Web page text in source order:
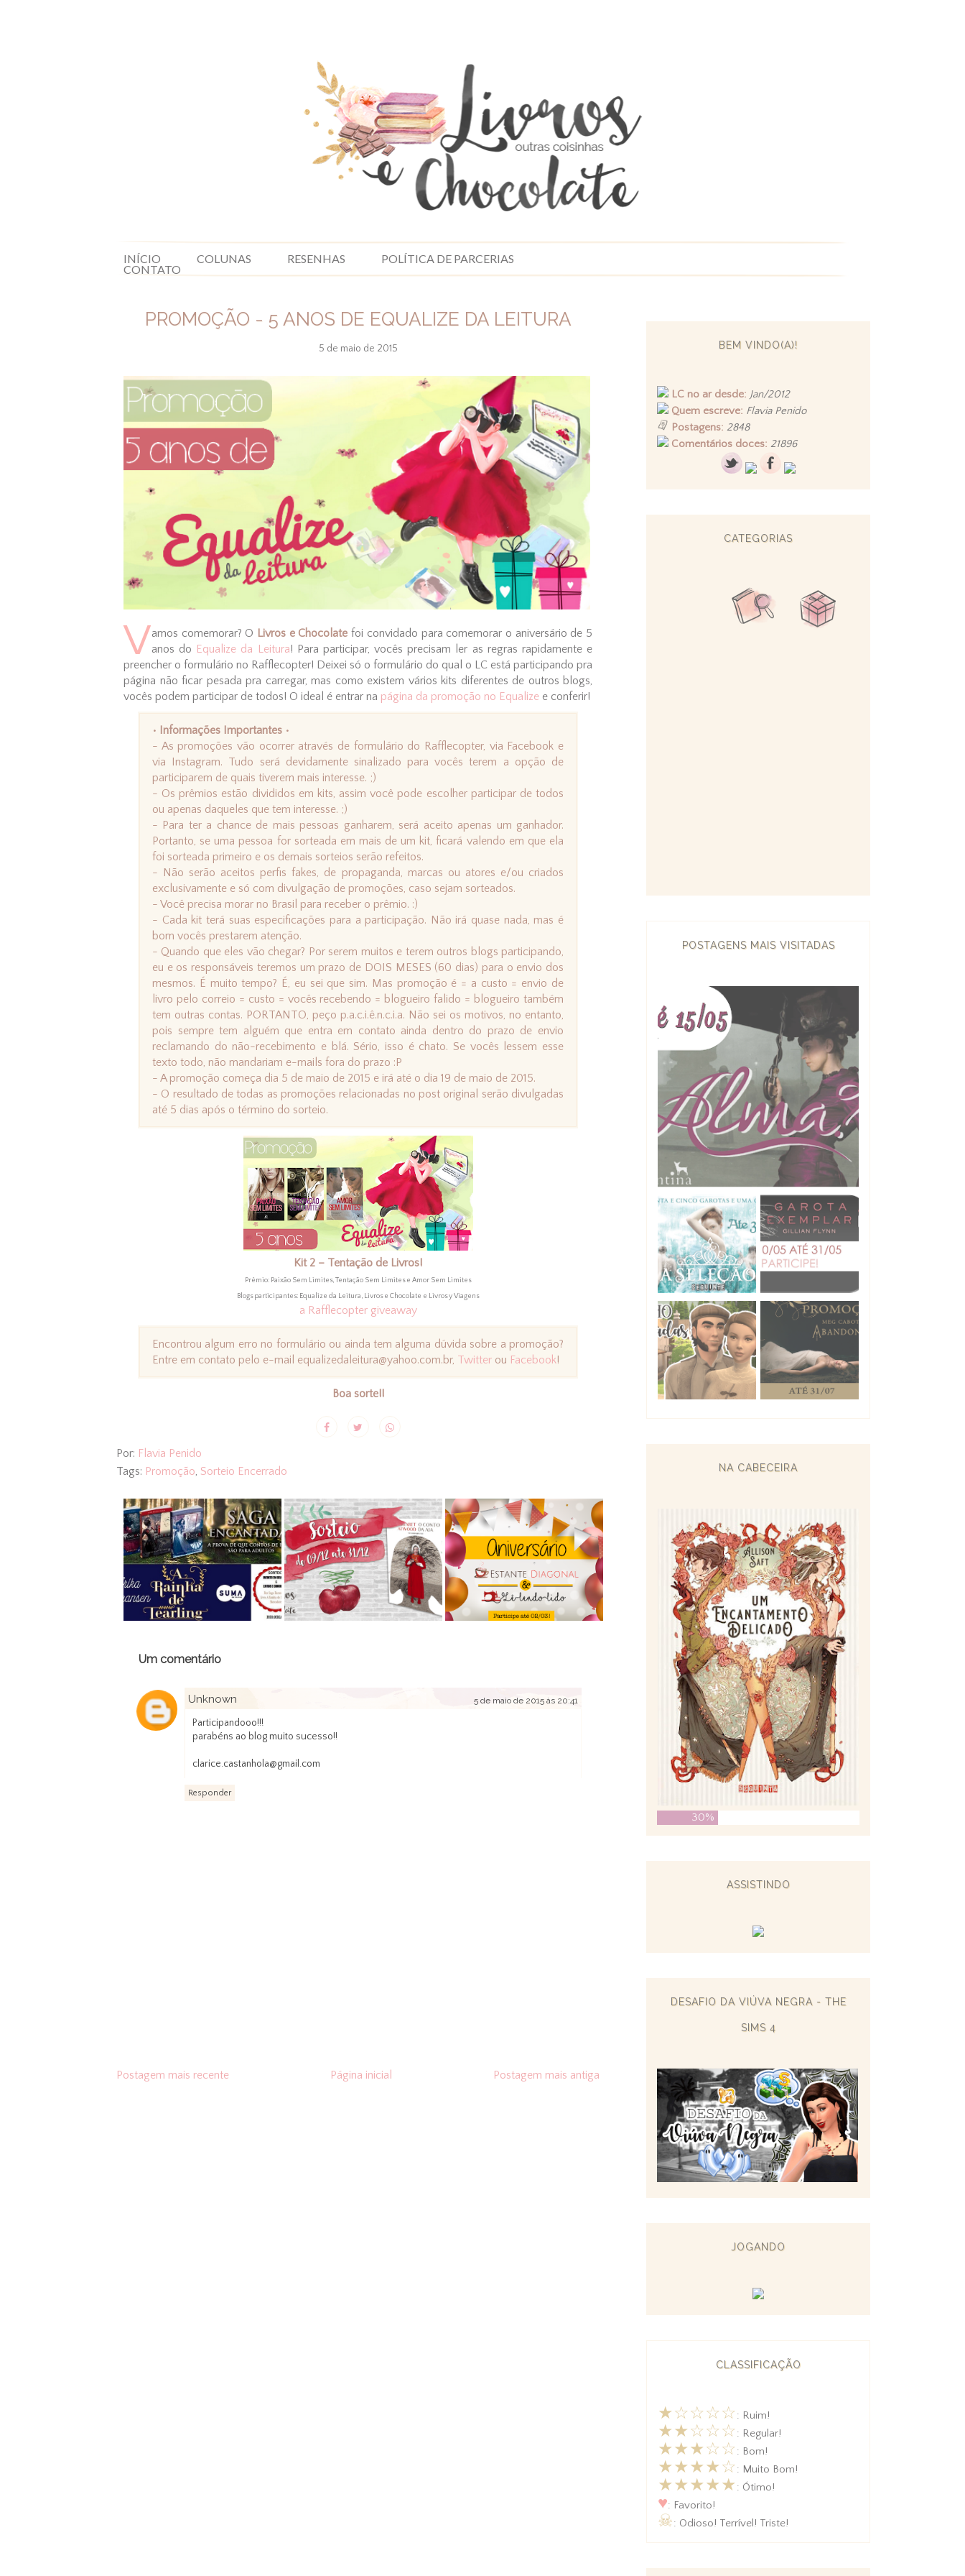
INÍCIO COLUNAS RESENHAS POLÍTICA DE PARCERIAS
CONTATO
PROMOÇÃO - 5 ANOS DE EQUALIZE DA LEITURA
5 de maio de 2015
Vamos comemorar? O Livros e Chocolate foi convidado para comemorar o aniversário de 5
anos do Equalize da Leitura! Para participar, vocês precisam ler as regras rapidamente e
preencher o formulário no Rafflecopter! Deixei só o formulário do qual o LC está participando pra
página não ficar pesada pra carregar, mas como existem vários kits diferentes de outros blogs,
vocês podem participar de todos! O ideal é entrar na página da promoção no Equalize e conferir!
• Informações Importantes •
- As promoções vão ocorrer através de formulário do Rafflecopter, via Facebook e
via Instagram. Tudo será devidamente sinalizado para vocês terem a opção de
participarem de quais tiverem mais interesse. ;)
- Os prêmios estão divididos em kits, assim você pode escolher participar de todos
ou apenas daqueles que tem interesse. ;)
- Para ter a chance de mais pessoas ganharem, será aceito apenas um ganhador.
Portanto, se uma pessoa for sorteada em mais de um kit, ficará valendo em que ela
foi sorteada primeiro e os demais sorteios serão refeitos.
- Não serão aceitos perfis fakes, de propaganda, marcas ou atores e/ou criados
exclusivamente e só com divulgação de promoções, caso sejam sorteados.
- Você precisa morar no Brasil para receber o prêmio. :)
- Cada kit terá suas especificações para a participação. Não irá quase nada, mas é
bom vocês prestarem atenção.
- Quando que eles vão chegar? Por serem muitos e terem outros blogs participando,
eu e os responsáveis teremos um prazo de DOIS MESES (60 dias) para o envio dos
mesmos. É muito tempo? É, eu sei que sim. Mas promoção é = a custo = envio de
livro pelo correio = custo = vocês recebendo = blogueiro falido = blogueiro também
tem outras contas. PORTANTO, peço p.a.c.i.ê.n.c.i.a. Não sei os motivos, no entanto,
pois sempre tem alguém que entra em contato ainda dentro do prazo de envio
reclamando do não-recebimento e blá. Sério, isso é chato. Se vocês lessem esse
texto todo, não mandariam e-mails fora do prazo :P
- A promoção começa dia 5 de maio de 2015 e irá até o dia 19 de maio de 2015.
- O resultado de todas as promoções relacionadas no post original serão divulgadas
até 5 dias após o término do sorteio.
Kit 2 – Tentação de Livros!
Prêmio: Paixão Sem Limites, Tentação Sem Limites e Amor Sem Limites
Blogs participantes: Equalize da Leitura, Livros e Chocolate e Livros y Viagens
a Rafflecopter giveaway
Encontrou algum erro no formulário ou ainda tem alguma dúvida sobre a promoção?
Entre em contato pelo e-mail equalizedaleitura@yahoo.com.br, Twitter ou Facebook!
Boa sorte!!
Por: Flavia Penido
Tags: Promoção Sorteio Encerrado
Um comentário
Unknown 5 de maio de 2015 às 20:41
Participandooo!!!
parabéns ao blog muito sucesso!!
clarice.castanhola@gmail.com
Responder
Postagem mais recente Postagem mais antiga
Página inicial
BEM VINDO(A)!
LC no ar desde: Jan/2012
Quem escreve: Flavia Penido
Postagens: 2848
Comentários doces: 21896
CATEGORIAS
POSTAGENS MAIS VISITADAS
NA CABECEIRA
30%
ASSISTINDO
DESAFIO DA VIÚVA NEGRA - THE
SIMS 4
JOGANDO
CLASSIFICAÇÃO
★☆☆☆☆: Ruim!
★★☆☆☆: Regular!
★★★☆☆: Bom!
★★★★☆: Muito Bom!
★★★★★: Ótimo!
♥: Favorito!
☠: Odioso! Terrível! Triste!